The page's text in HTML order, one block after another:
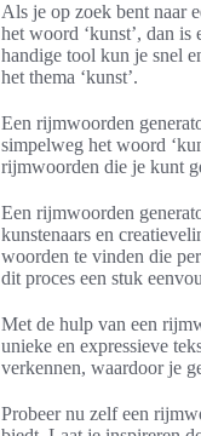
Als je op zoek bent naar
het woord ‘kunst’, dan
handige tool kun je snel
het thema ‘kunst’.
Een rijmwoorden
simpelweg het woord
rijmwoorden die je kunt
Een rijmwoorden
kunstenaars en
woorden te vinden die
dit proces een stuk
Met de hulp van een
unieke en expressieve
verkennen, waardoor je
Probeer nu zelf een